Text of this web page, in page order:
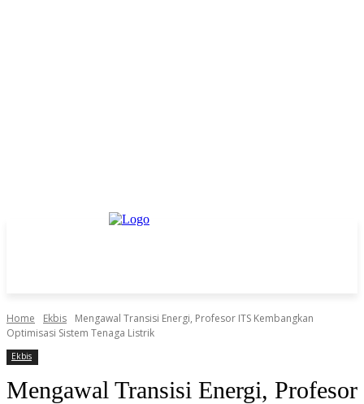
Home Ekbis
Mengawal Transisi Energi, Profesor ITS Kembangkan
Optimisasi Sistem Tenaga Listrik
Ekbis
Mengawal Transisi Energi, Profesor